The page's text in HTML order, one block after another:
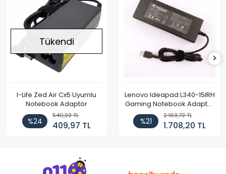
Tükendi
I-Life Zed Air Cx5 Uyumlu
Notebook Adaptör
%24
540,93 TL
409,97 TL
Lenovo Ideapad L340-15IRH
Gaming Notebook Adaptör
Cihazı Şarj Aleti (150W)
%21
2.163,72 TL
1.708,20 TL